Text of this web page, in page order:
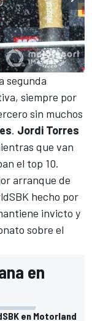
segunda
siempre por
sin muchos
. Jordi Torres
que van
el top 10.
arranque de
hecho por
invicto y
sobre el
en
en Motorland